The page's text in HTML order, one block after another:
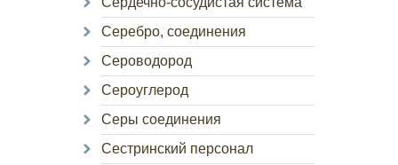
Серебро, соединения
Сероводород
Сероуглерод
Серы соединения
Сестринский персонал